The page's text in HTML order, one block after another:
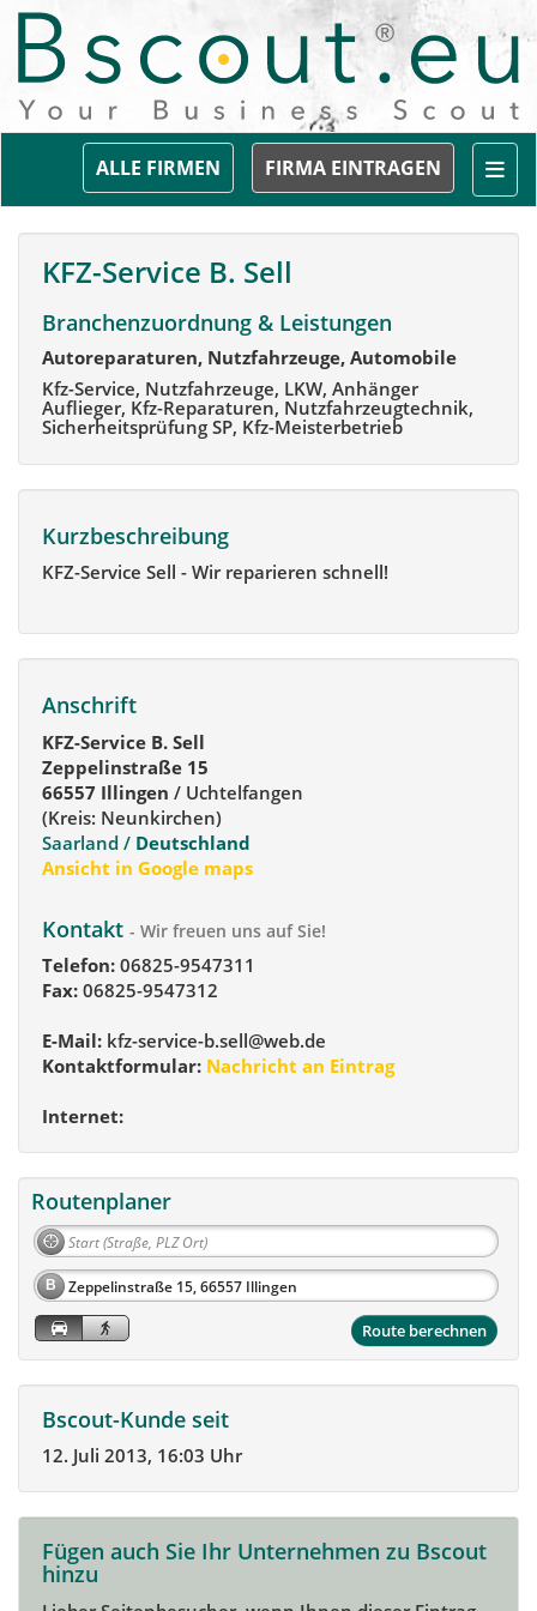
FIRMA EINTRAGEN
ALLE FIRMEN
KFZ-Service B. Sell
Branchenzuordnung & Leistungen
Autoreparaturen, Nutzfahrzeuge, Automobile
Kfz-Service, Nutzfahrzeuge, LKW, Anhänger
Auflieger, Kfz-Reparaturen, Nutzfahrzeugtechnik,
Sicherheitsprüfung SP, Kfz-Meisterbetrieb
Kurzbeschreibung
KFZ-Service Sell - Wir reparieren schnell!
Anschrift
KFZ-Service B. Sell
Zeppelinstraße 15
66557 Illingen / Uchtelfangen
(Kreis: Neunkirchen)
Saarland / Deutschland
Ansicht in Google maps
Kontakt - Wir freuen uns auf Sie!
Telefon: 06825-9547311
Fax: 06825-9547312
E-Mail: kfz-service-b.sell@web.de
Kontaktformular: Nachricht an Eintrag
Internet:
Routenplaner
B
Route berechnen
Bscout-Kunde seit
12. Juli 2013, 16:03 Uhr
Fügen auch Sie Ihr Unternehmen zu Bscout
hinzu